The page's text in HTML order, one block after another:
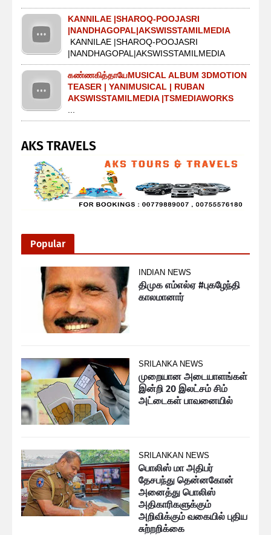
KANNILAE |SHAROQ-POOJASRI
|NANDHAGOPAL|AKSWISSTAMILMEDIA
KANNILAE |SHAROQ-POOJASRI
|NANDHAGOPAL|AKSWISSTAMILMEDIA
கண்ணகித்தாயேMUSICAL ALBUM 3DMOTION
TEASER | YANIMUSICAL | RUBAN
AKSWISSTAMILMEDIA |TSMEDIAWORKS
AKS TRAVELS
Popular
INDIAN NEWS
திமுக எம்எல்ஏ #புகழேந்தி
காலமானார்
SRILANKA NEWS
முறையான அடையாளங்கள்
இன்றி 20 இலட்சம் சிம்
அட்டைகள் பாவனையில்
SRILANKAN NEWS
பொலிஸ் மா அதிபர்
தேசபந்து தென்னகோன்
அனைத்து பொலிஸ்
அதிகாரிகளுக்கும்
அறிவிக்கும் வகையில் புதிய
சுற்றறிக்கை